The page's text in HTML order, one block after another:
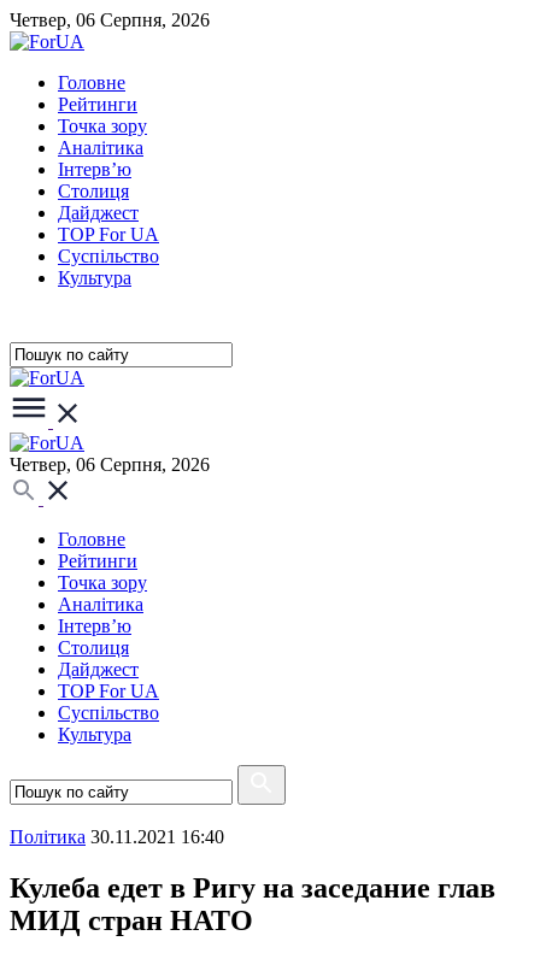
Четвер, 06 Серпня, 2026
Головне
Рейтинги
Точка зору
Аналітика
Інтерв’ю
Столиця
Дайджест
TOP For UA
Суспiльство
Культура
Четвер, 06 Серпня, 2026
Головне
Рейтинги
Точка зору
Аналітика
Інтерв’ю
Столиця
Дайджест
TOP For UA
Суспiльство
Культура
Полiтика 30.11.2021 16:40
Кулеба едет в Ригу на заседание глав
МИД стран НАТО